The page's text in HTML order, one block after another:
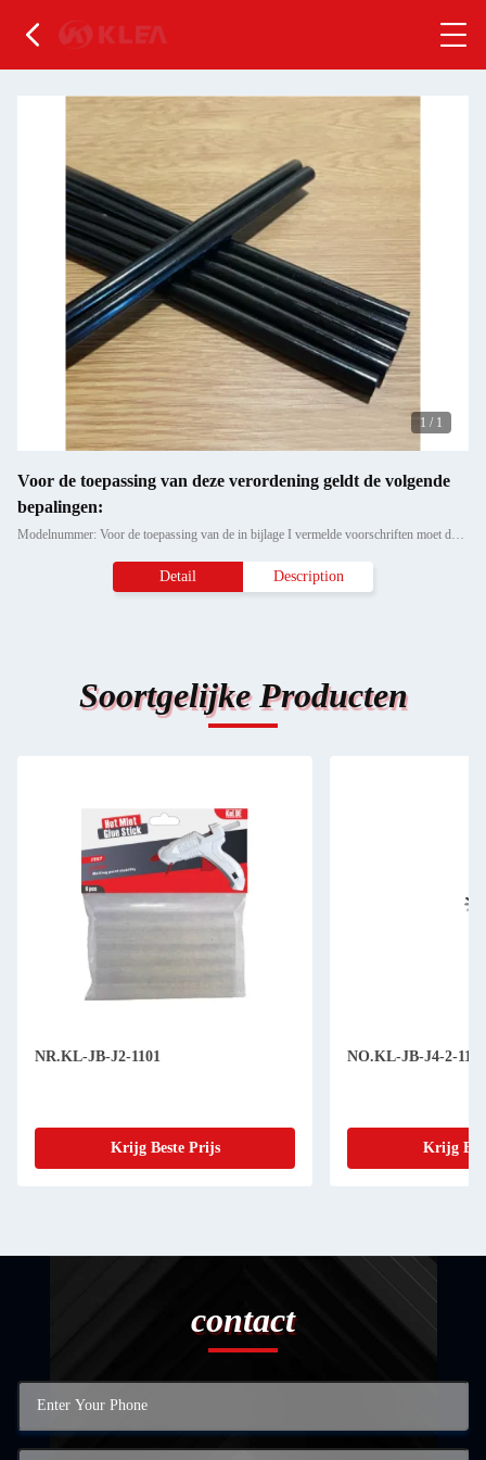
1 / 1
Voor de toepassing van deze verordening geldt de volgende
bepalingen:
Modelnummer: Voor de toepassing van de in bijlage I vermelde voorschriften moet de vergunning worden verleend.
Detail Description
Soortgelijke Producten
NR.KL-JB-J2-1101
Krijg Beste Prijs
NO.KL-JB-J4-2-
Krijg
contact